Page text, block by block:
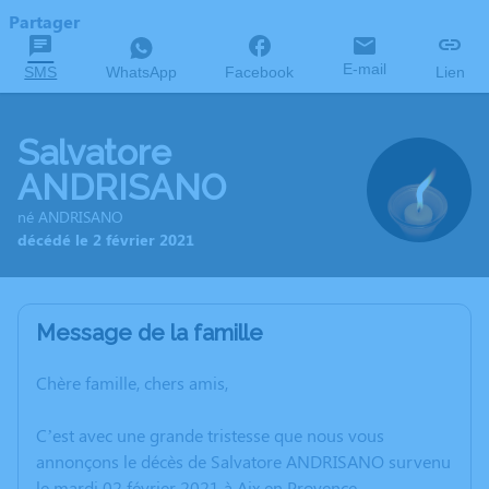
Partager
SMS WhatsApp Facebook E-mail Lien
Salvatore
ANDRISANO
né ANDRISANO
décédé le 2 février 2021
Message de la famille
Chère famille, chers amis,
C’est avec une grande tristesse que nous vous
annonçons le décès de Salvatore ANDRISANO survenu